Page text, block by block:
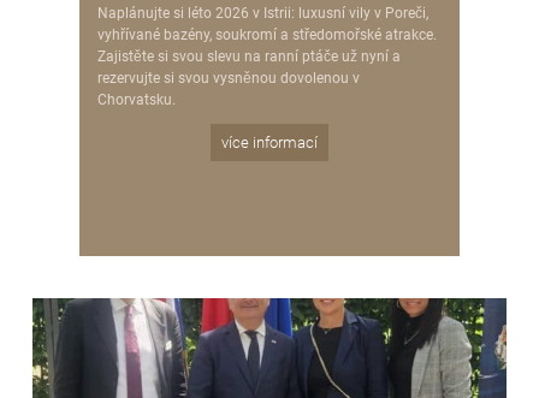
Naplánujte si léto 2026 v Istrii: luxusní vily v Poreči,
vyhřívané bazény, soukromí a středomořské atrakce.
Zajistěte si svou slevu na ranní ptáče už nyní a
rezervujte si svou vysněnou dovolenou v
Chorvatsku.
více informací